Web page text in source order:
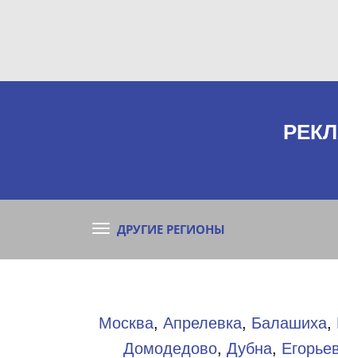
ДРУГИЕ РЕГИОНЫ
Москва, Апрелевка, Балашиха,
Домодедово, Дубна,